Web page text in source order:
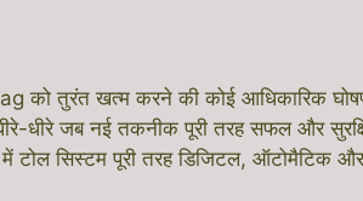
को तुरंत खत्म करने की कोई आधिकारिक
जब नई तकनीक पूरी तरह सफल और
सिस्टम पूरी तरह डिजिटल, ऑटोमैटिक और